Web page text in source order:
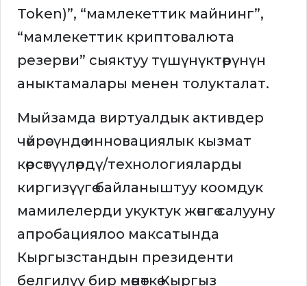
Token)”, “мамлекеттик майнинг”,
“мамлекеттик криптовалюта
резерви” сыяктуу түшүнүктөрүнүн
аныктамалары менен толукталат.
Мыйзамда виртуалдык активдер
чөйрөсүндө инновациялык кызмат
көрсөтүүлөрдү/технологияларды
киргизүүгө байланыштуу коомдук
мамилелерди укуктук жөнгө салууну
апробациялоо максатында
Кыргызстандын президенти
белгилүү бир мөөнөткө Кыргыз